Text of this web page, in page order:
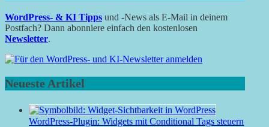
WordPress- & KI Tipps und -News als E-Mail in deinem
Postfach? Dann abonniere einfach den kostenlosen
Newsletter.
Neueste Artikel
WordPress-Plugin: Widgets mit Conditional Tags steuern